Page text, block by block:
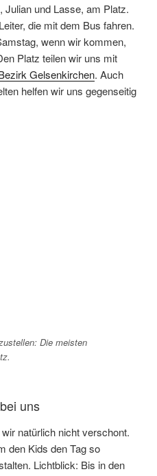
und Lasse, am Platz.
die mit dem Bus fahren.
wenn wir kommen,
Platz teilen wir uns mit
Gelsenkirchen. Auch
helfen wir uns gegenseitig
Die meisten
uns
natürlich nicht verschont.
den Kids den Tag so
Lichtblick: Bis in den